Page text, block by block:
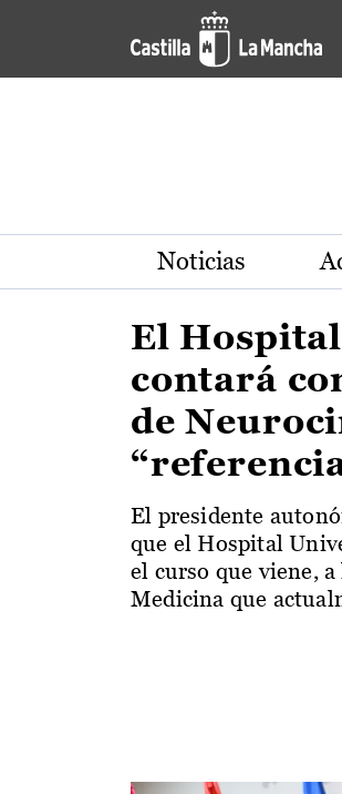
Pasar al contenido principal
Actualidad de la
Noticias
El
contará
de
El presidente
que el Hospital
el curso que viene,
Medicina que